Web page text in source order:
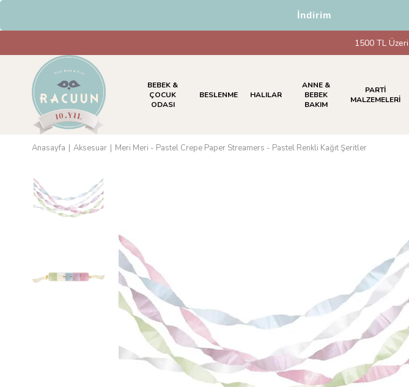
HAVALE & EFT Ödemelerinde %5 İndirim
1500 TL
BEBEK &
ÇOCUK
ODASI
BESLENME HALILAR
ANNE &
BEBEK
BAKIM
PARTİ
MALZEMELERİ
Anasayfa Aksesuar Meri Meri - Pastel Crepe Paper Streamers - Pastel Renkli Kağıt Şeritler